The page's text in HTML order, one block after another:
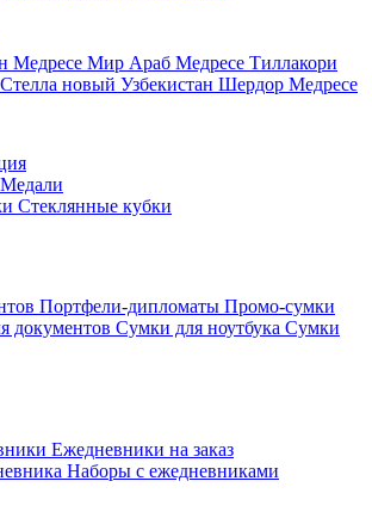
Медресе Мир Араб Медресе Тиллакори
Стелла новый Узбекистан Шердор Медресе
Медали
Стеклянные кубки
Портфели-дипломаты Промо-сумки
документов Сумки для ноутбука Сумки
Ежедневники на заказ
Наборы с ежедневниками